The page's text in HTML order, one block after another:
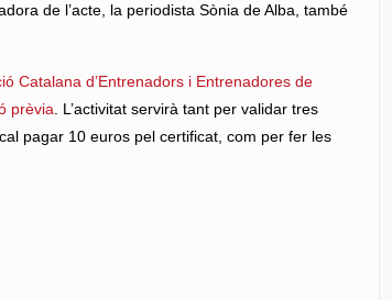
de l’acte, la periodista Sònia de Alba, també
Catalana d’Entrenadors i Entrenadores de
prèvia . L’activitat servirà tant per validar tres
cal pagar 10 euros pel certificat, com per fer les